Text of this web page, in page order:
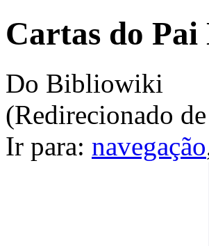
Cartas do Pai
Do Bibliowiki
(Redirecionado de
Ir para: navegação